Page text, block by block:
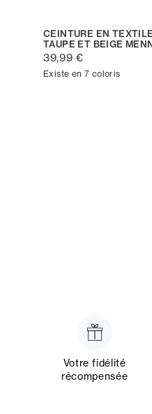
CEINTURE EN
TAUPE ET BEIGE
39,99 €
Existe en 7 coloris
Votre fidélité
récompensée